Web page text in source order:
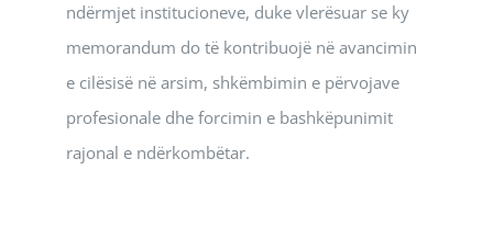
ndërmjet institucioneve, duke vlerësuar se ky
memorandum do të kontribuojë në avancimin
e cilësisë në arsim, shkëmbimin e përvojave
profesionale dhe forcimin e bashkëpunimit
rajonal e ndërkombëtar.